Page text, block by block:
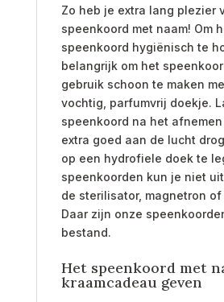
Zo heb je extra lang plezier
speenkoord met naam! Om
speenkoord hygiënisch te
belangrijk om het
gebruik schoon te maken
vochtig, parfumvrij doekje.
speenkoord na het
extra goed aan de lucht
op een hydrofiele doek te
speenkoorden kun je niet
de sterilisator, magnetron
Daar zijn onze
bestand.
Het speenkoord met
kraamcadeau geven